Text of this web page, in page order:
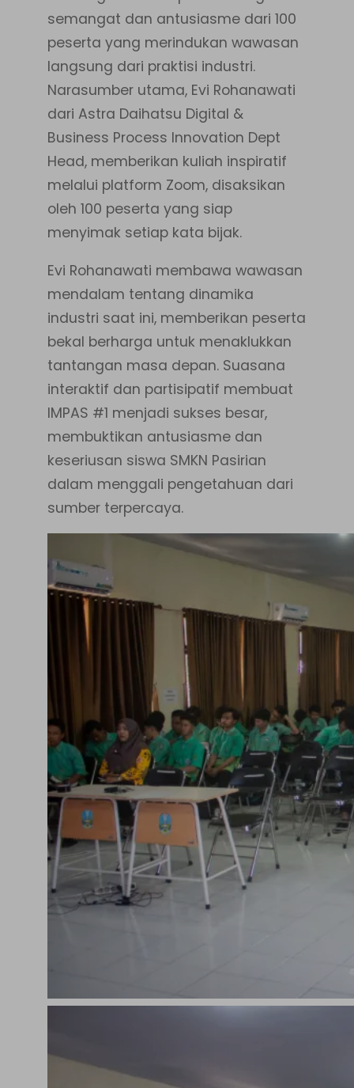
semangat dan antusiasme dari 100
peserta yang merindukan wawasan
langsung dari praktisi industri.
Narasumber utama, Evi Rohanawati
dari Astra Daihatsu Digital &
Business Process Innovation Dept
Head, memberikan kuliah inspiratif
melalui platform Zoom, disaksikan
oleh 100 peserta yang siap
menyimak setiap kata bijak.
Evi Rohanawati membawa wawasan
mendalam tentang dinamika
industri saat ini, memberikan peserta
bekal berharga untuk menaklukkan
tantangan masa depan. Suasana
interaktif dan partisipatif membuat
IMPAS #1 menjadi sukses besar,
membuktikan antusiasme dan
keseriusan siswa SMKN Pasirian
dalam menggali pengetahuan dari
sumber terpercaya.